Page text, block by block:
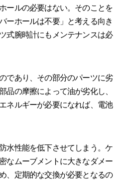
ールの必要はない。そのことを
ーホールは不要」と考える向き
式腕時計にもメンテナンスは必
であり、その部分のパーツに劣
品の摩擦によって油が劣化し、
ネルギーが必要になれば、電池
水性能を低下させてしまう。ケ
なムーブメントに大きなダメー
、定期的な交換が必要となるの